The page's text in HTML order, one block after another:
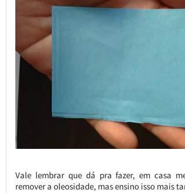
Vale lembrar que dá pra fazer, em casa
remover a oleosidade, mas ensino isso mais